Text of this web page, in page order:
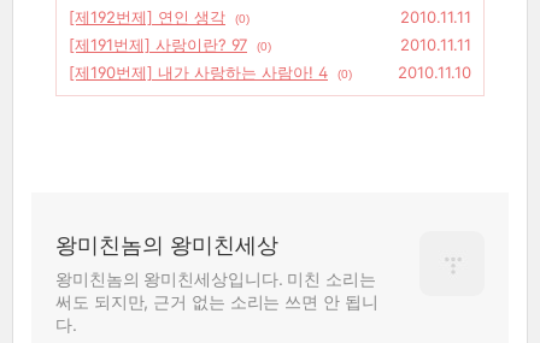
[제192번제] 연인 생각
(0)
2010.11.11
[제191번제] 사랑이란? 97
(0)
2010.11.11
[제190번제] 내가 사랑하는 사람아! 4
(0) 2010.11.10
왕미친놈의 왕미친세상
왕미친놈의 왕미친세상입니다. 미친 소리는
써도 되지만, 근거 없는 소리는 쓰면 안 됩니
다.